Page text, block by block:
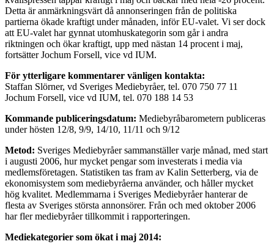
Detta är anmärkningsvärt då annonseringen från de politiska
partierna ökade kraftigt under månaden, inför EU-valet. Vi ser dock
att EU-valet har gynnat utomhuskategorin som går i andra
riktningen och ökar kraftigt, upp med nästan 14 procent i maj,
fortsätter Jochum Forsell, vice vd IUM.
För ytterligare kommentarer vänligen kontakta:
Staffan Slörner, vd Sveriges Mediebyråer, tel. 070 750 77 11
Jochum Forsell, vice vd IUM, tel. 070 188 14 53
Kommande publiceringsdatum: Mediebyråbarometern publiceras
under hösten 12/8, 9/9, 14/10, 11/11 och 9/12
Metod: Sveriges Mediebyråer sammanställer varje månad, med start
i augusti 2006, hur mycket pengar som investerats i media via
medlemsföretagen. Statistiken tas fram av Kalin Setterberg, via de
ekonomisystem som mediebyråerna använder, och håller mycket
hög kvalitet. Medlemmarna i Sveriges Mediebyråer hanterar de
flesta av Sveriges största annonsörer. Från och med oktober 2006
har fler mediebyråer tillkommit i rapporteringen.
Mediekategorier som ökat i maj 2014: